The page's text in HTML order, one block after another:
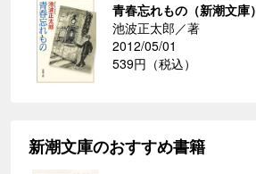
青春忘れもの（新潮文庫）
池波正太郎／著
2012/05/01
539円（税込）
新潮文庫のおすすめ書籍